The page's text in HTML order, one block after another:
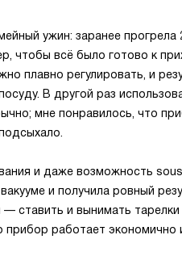
ужин: заранее прогрела
чтобы всё было готово к
плавно регулировать, и
В другой раз
мне понравилось, что
и даже возможность
и получила ровный
— ставить и вынимать
работает экономично